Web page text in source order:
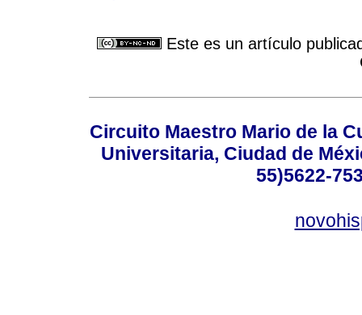
Este es un artículo
Circuito Maestro Mario de la
Universitaria, Ciudad de
55)5622-